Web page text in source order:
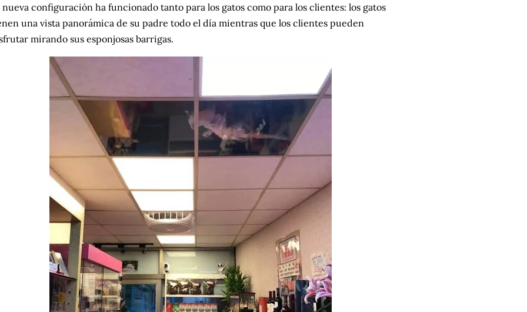
nueva configuración ha funcionado tanto para los gatos como para los clientes: los gatos
una vista panorámica de su padre todo el día mientras que los clientes pueden
mirando sus esponjosas barrigas.